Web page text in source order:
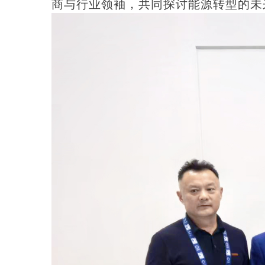
商与行业领袖，共同探讨能源转型的